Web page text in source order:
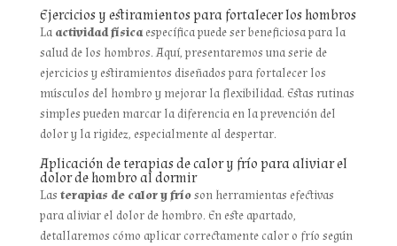
Ejercicios y estiramientos para fortalecer los hombros
La actividad físicaespecífica puede ser beneficiosa para la
salud de los hombros. Aquí, presentaremos una serie de
ejercicios y estiramientos diseñados para fortalecer los
músculos del hombro y mejorar la flexibilidad. Estas rutinas
simples pueden marcar la diferencia en la prevención del
dolor y la rigidez, especialmente al despertar.
Aplicación de terapias de calor y frío para aliviar el
dolor de hombro al dormir
Las terapias de calor y fríoson herramientas efectivas
para aliviar el dolor de hombro. En este apartado,
detallaremos cómo aplicar correctamente calor o frío según